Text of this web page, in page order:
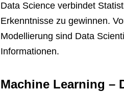
Data Science verbindet
Erkenntnisse zu gewinnen.
Modellierung sind Data
Informationen.
Machine Learning –